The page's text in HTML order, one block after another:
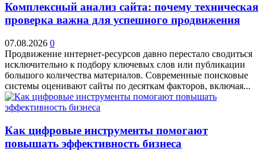
Комплексный анализ сайта: почему техническая
проверка важна для успешного продвижения
07.08.2026 0
Продвижение интернет-ресурсов давно перестало сводиться
исключительно к подбору ключевых слов или публикации
большого количества материалов. Современные поисковые
системы оценивают сайты по десяткам факторов, включая...
Как цифровые инструменты помогают
повышать эффективность бизнеса